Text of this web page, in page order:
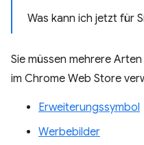
Was kann ich jetzt für
Sie müssen mehrere
im Chrome Web Store
Erweiterungssymbol
Werbebilder